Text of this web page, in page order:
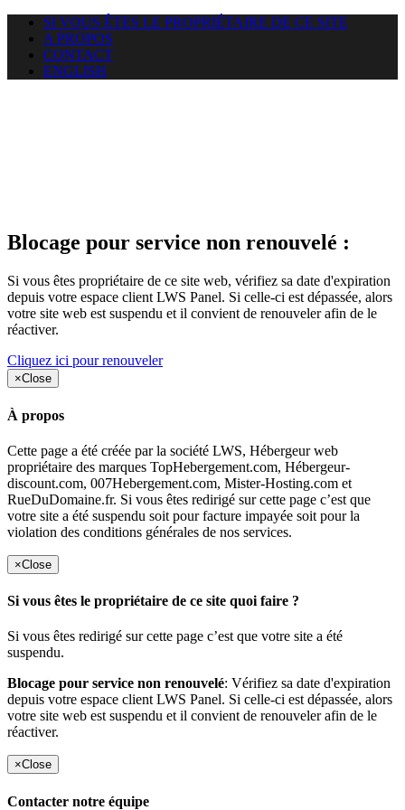
SI VOUS ÊTES LE PROPRIÉTAIRE DE CE SITE
A PROPOS
CONTACT
ENGLISH
Blocage pour service non renouvelé :
Si vous êtes propriétaire de ce site web, vérifiez sa date d'expiration
depuis votre espace client LWS Panel. Si celle-ci est dépassée, alors
votre site web est suspendu et il convient de renouveler afin de le
réactiver.
Cliquez ici pour renouveler
×Close
À propos
Cette page a été créée par la société LWS, Hébergeur web
propriétaire des marques TopHebergement.com, Hébergeur-
discount.com, 007Hebergement.com, Mister-Hosting.com et
RueDuDomaine.fr. Si vous êtes redirigé sur cette page c’est que
votre site a été suspendu soit pour facture impayée soit pour la
violation des conditions générales de nos services.
×Close
Si vous êtes le propriétaire de ce site quoi faire ?
Si vous êtes redirigé sur cette page c’est que votre site a été
suspendu.
Blocage pour service non renouvelé: Vérifiez sa date d'expiration
depuis votre espace client LWS Panel. Si celle-ci est dépassée, alors
votre site web est suspendu et il convient de renouveler afin de le
réactiver.
×Close
Contacter notre équipe